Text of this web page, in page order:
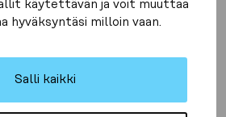
käytettävän ja voit muuttaa
hyväksyntäsi milloin vaan.
Salli kaikki